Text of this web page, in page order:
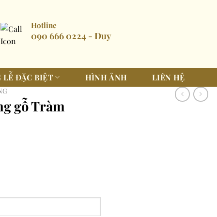
Hotline
090 666 0224 - Duy
LỄ ĐẶC BIỆT HÌNH ẢNH LIÊN HỆ
gỗ Tràm